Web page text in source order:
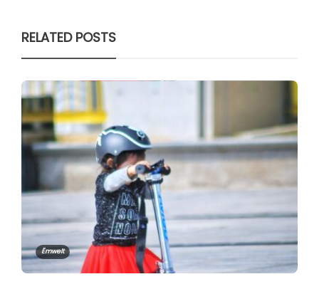
RELATED POSTS
Ëmwelt